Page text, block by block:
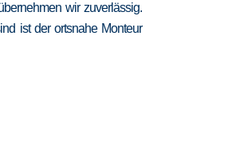
wir zuverlässig.
ist der ortsnahe Monteur